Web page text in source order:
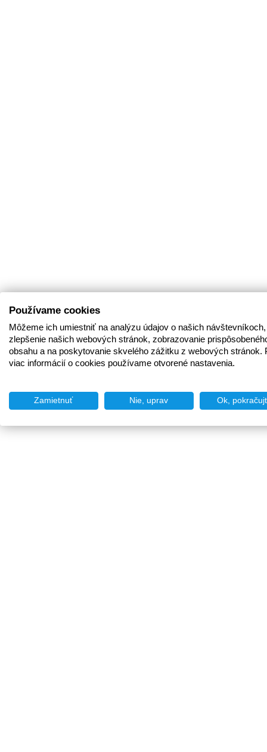
Používame cookies
Môžeme ich umiestniť na analýzu údajov o našich
zlepšenie našich webových stránok, zobrazovanie
obsahu a na poskytovanie skvelého zážitku z webových stránok.
viac informácií o cookies používame otvorené nastavenia.
Zamietnuť Nie, uprav Ok,